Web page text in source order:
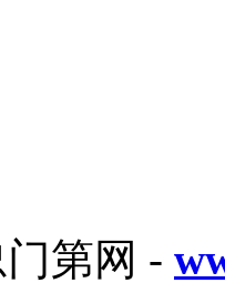
第网 -